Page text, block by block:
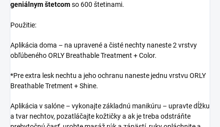
geniálnym štetcomso 600 štetinami.
Použitie:
Aplikácia doma – na upravené a čisté nechty naneste 2 vrstvy
obľúbeného ORLY Breathable Treatment + Color.
*Pre extra lesk nechtu a jeho ochranu naneste jednu vrstvu ORLY
Breathable Tretment + Shine.
Aplikácia v salóne – vykonajte základnú manikúru – upravte dĺžku
a tvar nechtov, pozatláčajte kožtičky a ak je treba odstráňte